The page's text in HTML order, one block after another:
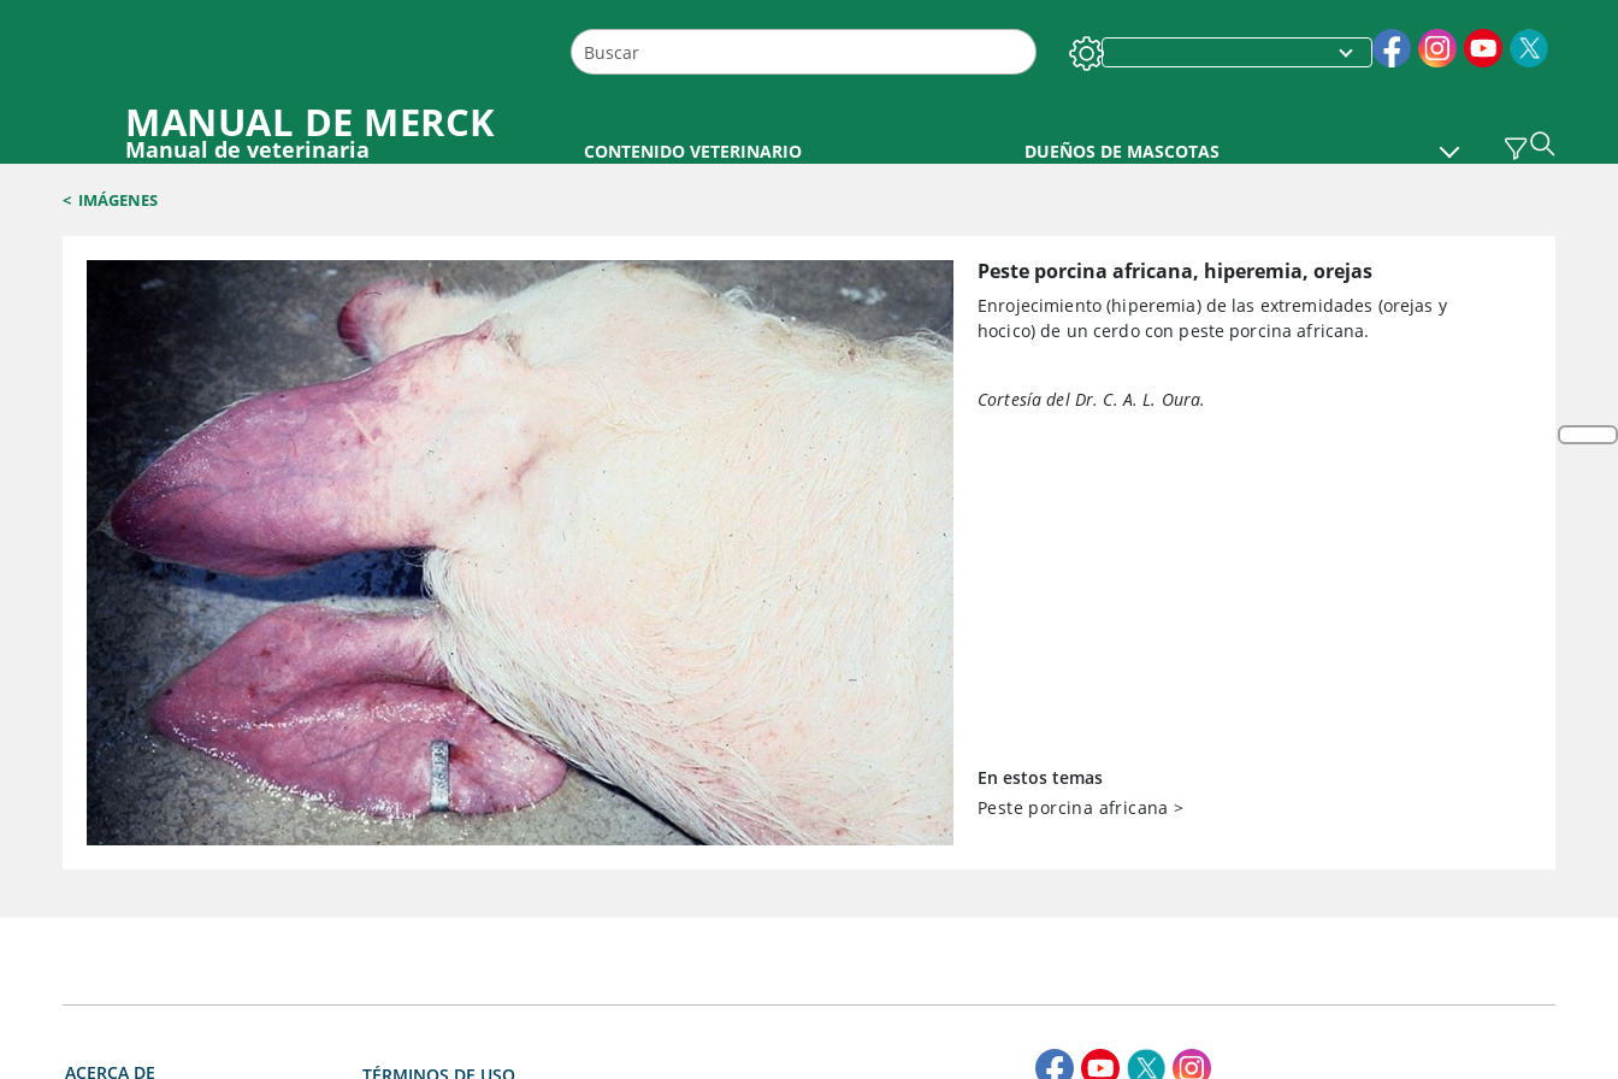
MANUAL DE MERCK
Manual de veterinaria CONTENIDO VETERINARIO DUEÑOS DE MASCOTAS
< IMÁGENES
Peste porcina africana, hiperemia, orejas
Enrojecimiento (hiperemia) de las extremidades (orejas y
hocico) de un cerdo con peste porcina africana.
Cortesía del Dr. C. A. L. Oura.
En estos temas
Peste porcina africana >
ACERCA DE TÉRMINOS DE USO